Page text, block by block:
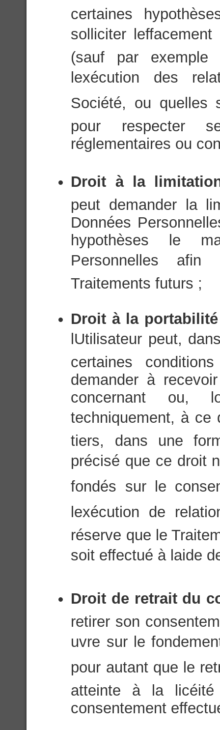
certaines
solliciter
(sauf par
lexécution des
Société, ou
pour respecter
réglementaires ou
Droit à la
peut demander la
Données
hypothèses le
Personnelles afin
Traitements futurs ;
Droit à la
lUtilisateur peut,
certaines
demander à
concernant ou,
techniquement, à ce
tiers, dans une
précisé que ce droit
fondés sur le
lexécution de
réserve que le
soit effectué à laide
Droit de retrait du
retirer son
uvre sur le
pour autant que le
atteinte à la
consentement